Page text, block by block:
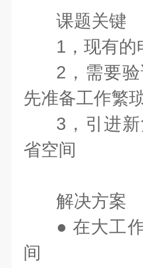
课题关键
1，现有的
2，需要
先准备工作繁
3，引进
省空间
解决方案
● 在大工
间